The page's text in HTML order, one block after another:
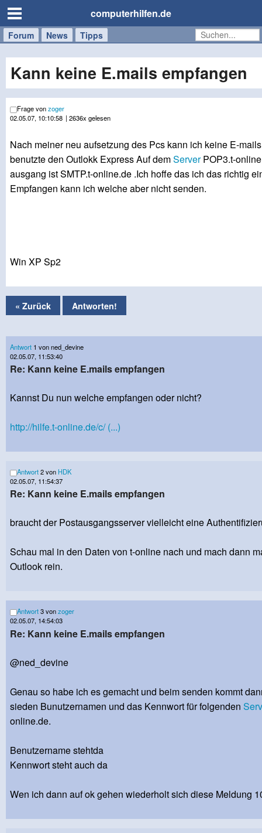
computerhilfen.de
Forum News Tipps
Handy
Tablet
Windows
Mac
Kann keine E.mails empfangen
Frage vonzoger
02.05.07, 10:10:58 | 2636x gelesen
Nach meiner neu aufsetzung des Pcs kann ich keine E-
benutzte den Outlokk Express Auf demServerPOP3.t-
ausgang ist SMTP.t-online.de .Ich hoffe das ich das richtig
Empfangen kann ich welche aber nicht senden.
Win XP Sp2
« Zurück Antworten!
Antwort 1 von ned_devine
02.05.07, 11:53:40
Re: Kann keine E.mails empfangen
Kannst Du nun welche empfangen oder nicht?
http://hilfe.t-online.de/c/ (...)
Antwort2 von HDK
02.05.07, 11:54:37
Re: Kann keine E.mails empfangen
braucht der Postausgangsserver vielleicht eine
Schau mal in den Daten von t-online nach und mach dann
Outlook rein.
Antwort3 vonzoger
02.05.07, 14:54:03
Re: Kann keine E.mails empfangen
@ned_devine
Genau so habe ich es gemacht und beim senden kommt
sieden Bunutzernamen und das Kennwort für folgenden
online.de.
Benutzername stehtda
Kennwort steht auch da
Wen ich dann auf ok gehen wiederholt sich diese Meldung